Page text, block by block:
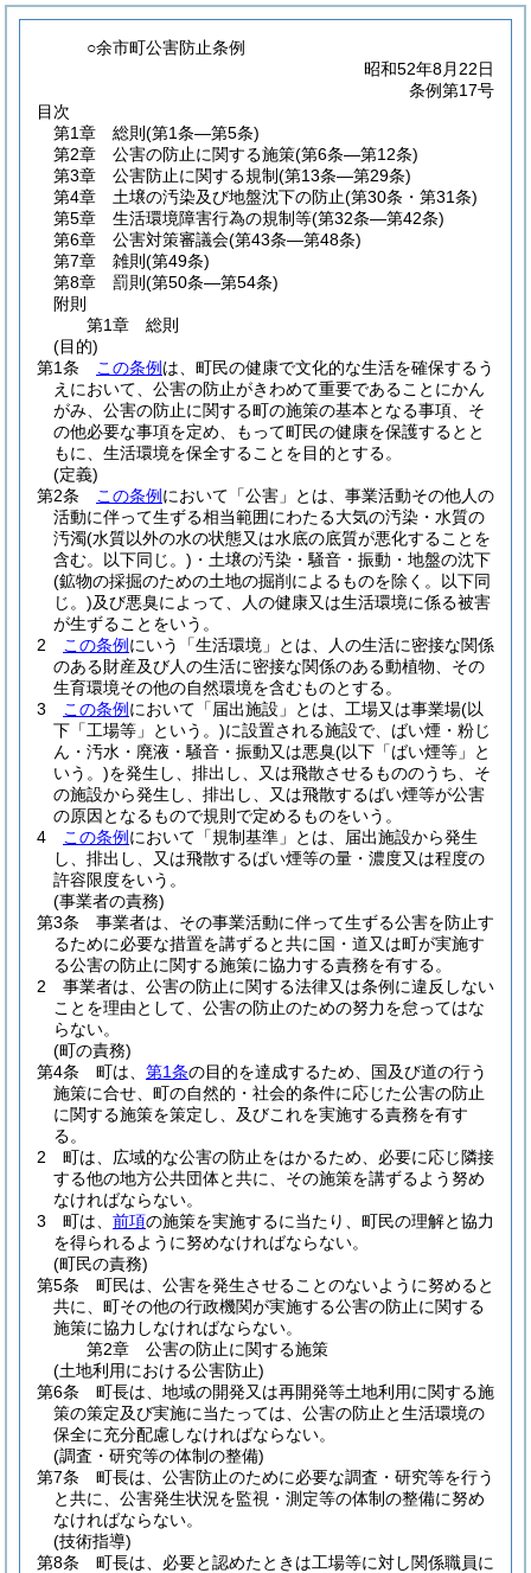
○余市町公害防止条例
昭和52年8月22日
条例第17号
目次
第1章
総則 (第1条―第5条)
第2章
公害の防止に関する施策(第6条―第12条)
第3章
公害防止に関する規制(第13条―第29条)
第4章
土壌の汚染及び地盤沈下の防止(第30条・第31条)
第5章
生活環境障害行為の規制等(第32条―第42条)
第6章
公害対策審議会(第43条―第48条)
第7章
雑則 (第49条)
第8章
罰則 (第50条―第54条)
附則
第1章
総則
(目的)
第1条
この条例 は、町民の健康で文化的な生活を確保するう
えにおいて、公害の防止がきわめて重要であることにかん
がみ、公害の防止に関する町の施策の基本となる事項、そ
の他必要な事項を定め、もって町民の健康を保護するとと
もに、生活環境を保全することを目的とする。
(定義)
第2条
この条例 において「公害」とは、事業活動その他人の
活動に伴って生ずる相当範囲にわたる大気の汚染・水質の
汚濁(水質以外の水の状態又は水底の底質が悪化することを
含む。以下同じ。) ・土壌の汚染・騒音・振動・地盤の沈下
(鉱物の採掘のための土地の掘削によるものを除く。以下同
じ。)及び悪臭によって、人の健康又は生活環境に係る被害
が生ずることをいう。
2
この条例 にいう「生活環境」とは、人の生活に密接な関係
のある財産及び人の生活に密接な関係のある動植物、その
生育環境その他の自然環境を含むものとする。
3
この条例 において「届出施設」とは、工場又は事業場(以
下「工場等」という。)に設置される施設で、ばい煙・粉じ
ん・汚水・廃液・騒音・振動又は悪臭(以下「ばい煙等」と
いう。)を発生し、排出し、又は飛散させるもののうち、そ
の施設から発生し、排出し、又は飛散するばい煙等が公害
の原因となるもので規則で定めるものをいう。
4
この条例 において「規制基準」とは、届出施設から発生
し、排出し、又は飛散するばい煙等の量・濃度又は程度の
許容限度をいう。
(事業者の責務)
第3条
事業者は、その事業活動に伴って生ずる公害を防止す
るために必要な措置を講ずると共に国・道又は町が実施す
る公害の防止に関する施策に協力する責務を有する。
2
事業者は、公害の防止に関する法律又は条例に違反しない
ことを理由として、公害の防止のための努力を怠ってはな
らない。
(町の責務)
第4条
町は、 第1条の目的を達成するため、国及び道の行う
施策に合せ、町の自然的・社会的条件に応じた公害の防止
に関する施策を策定し、及びこれを実施する責務を有す
る。
2
町は、広域的な公害の防止をはかるため、必要に応じ隣接
する他の地方公共団体と共に、その施策を講ずるよう努め
なければならない。
3
町は、 前項の施策を実施するに当たり、町民の理解と協力
を得られるように努めなければならない。
(町民の責務)
第5条
町民は、公害を発生させることのないように努めると
共に、町その他の行政機関が実施する公害の防止に関する
施策に協力しなければならない。
第2章
公害の防止に関する施策
(土地利用における公害防止)
第6条
町長は、地域の開発又は再開発等土地利用に関する施
策の策定及び実施に当たっては、公害の防止と生活環境の
保全に充分配慮しなければならない。
(調査・研究等の体制の整備)
第7条
町長は、公害防止のために必要な調査・研究等を行う
と共に、公害発生状況を監視・測定等の体制の整備に努め
なければならない。
(技術指導)
第8条
町長は、必要と認めたときは工場等に対し関係職員に